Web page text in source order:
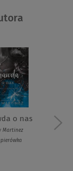
o nas
Martinez